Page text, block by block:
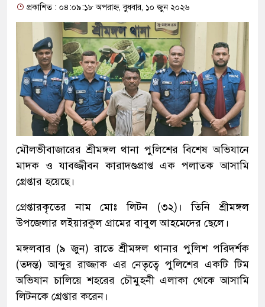
প্রকাশিত : ০৪:০৯:১৮ অপরাহ্ন, বুধবার, ১০ জুন ২০২৬
মৌলভীবাজারের শ্রীমঙ্গল থানা পুলিশের বিশেষ অভিযানে
মাদক ও যাবজ্জীবন কারাদণ্ডপ্রাপ্ত এক পলাতক আসামি
গ্রেপ্তার হয়েছে।
গ্রেপ্তারকৃতের নাম মোঃ লিটন (৩২)। তিনি শ্রীমঙ্গল
উপজেলার লইয়ারকুল গ্রামের বাবুল আহমেদের ছেলে।
মঙ্গলবার (৯ জুন) রাতে শ্রীমঙ্গল থানার পুলিশ পরিদর্শক
(তদন্ত) আব্দুর রাজ্জাক এর নেতৃত্বে পুলিশের একটি টিম
অভিযান চালিয়ে শহরের চৌমুহনী এলাকা থেকে আসামি
লিটনকে গ্রেপ্তার করেন।